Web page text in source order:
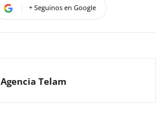
+ Seguinos en Google
Agencia Telam